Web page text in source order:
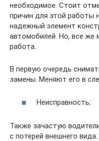
необходимое. Стоит
причин для этой работы
надежный элемент
автомобилей. Но, все же
работа.
В первую очередь
замены. Меняют его в
Неисправность;
Также зачастую
с потерей внешнего